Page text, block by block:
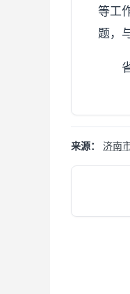
等工
题，
来源： 济南